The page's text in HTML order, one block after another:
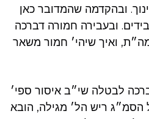
ובהקדמה שהמדובר כאן
ובעבירה חמורה דברכה
ואיך שיהי׳ חמור משאר
לבטלה שי״ב איסור ספי׳
ריש הל׳ מגילה, הובא